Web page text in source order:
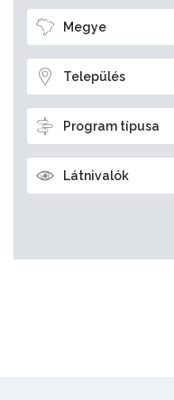
Megye
Település
Program típusa
Látnivalók